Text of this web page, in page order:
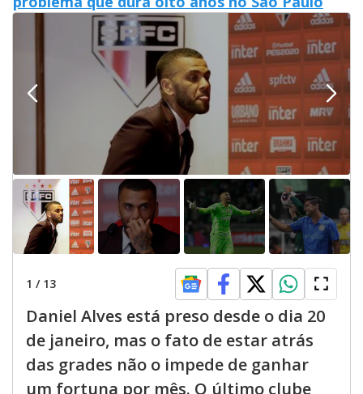
1 / 13
Daniel Alves está preso desde o dia 20
de janeiro, mas o fato de estar atrás
das grades não o impede de ganhar
um fortuna por mês. O último clube